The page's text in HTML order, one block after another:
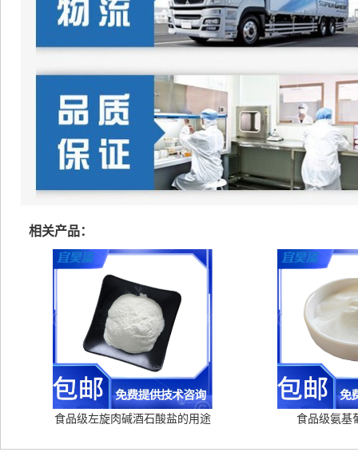
相关产品：
食品级左旋肉碱酒石酸盐的用途 食品级氨基